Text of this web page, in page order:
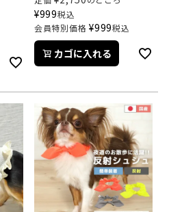
¥999税込
会員特別価格 ¥999税込
カゴに入れる